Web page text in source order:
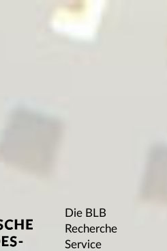
Die BLB
Recherche
Service